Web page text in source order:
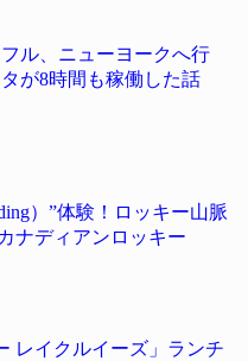
フル、ニューヨークへ行
が8時間も稼働した話
）”体験！ロッキー山脈
ナディアンロッキー
レイクルイーズ」ランチ